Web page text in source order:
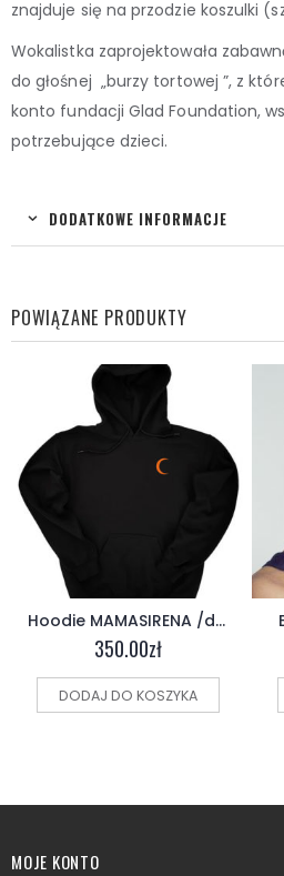
znajduje się na przodzie koszulki
Wokalistka zaprojektowała
do głośnej „burzy tortowej ”, z
konto fundacji Glad Foundation,
potrzebujące dzieci.
DODATKOWE INFORMACJE
POWIĄZANE PRODUKTY
Hoodie MAMASIRENA /dwustronna/ czarna
350.00zł
DODAJ DO KOSZYKA
MOJE KONTO